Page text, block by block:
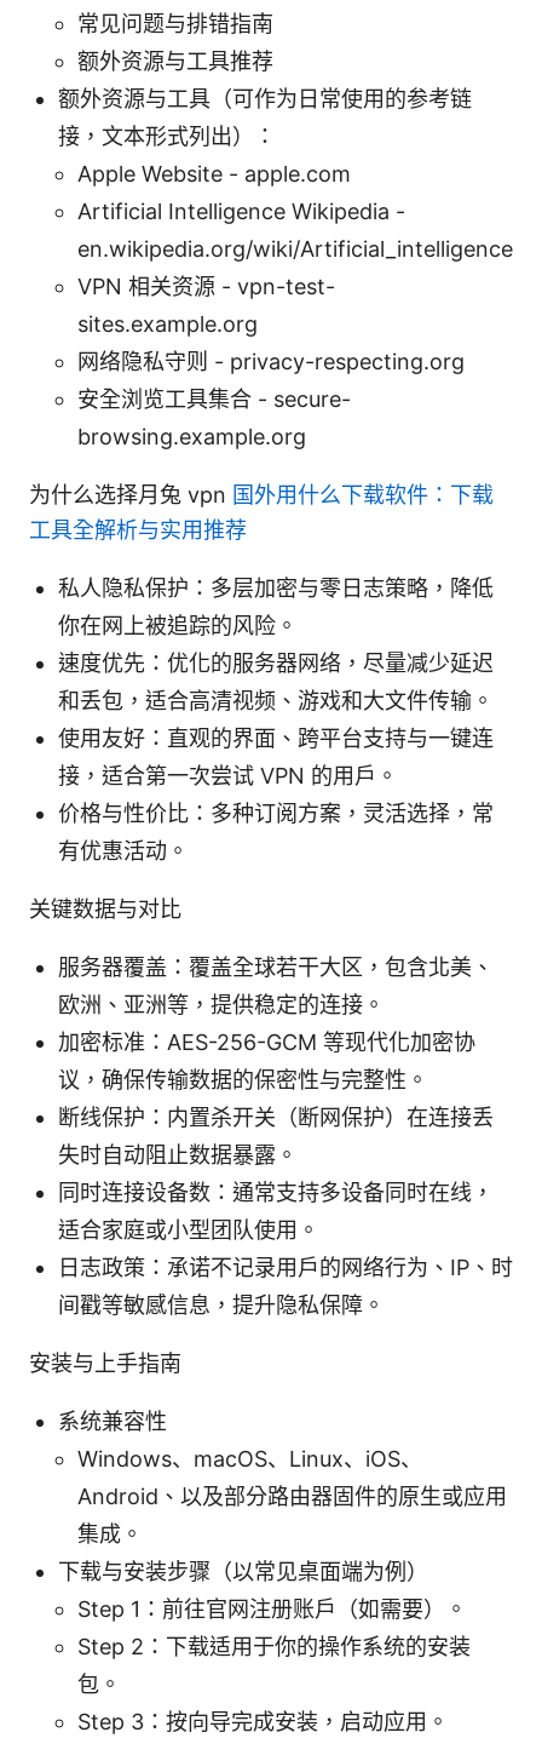
常见问题与排错指南
额外资源与工具推荐
额外资源与工具（可作为日常使用的参考链
接，文本形式列出）：
Apple Website - apple.com
Artificial Intelligence Wikipedia -
en.wikipedia.org/wiki/Artificial_intelligence
VPN 相关资源 - vpn-test-
sites.example.org
网络隐私守则 - privacy-respecting.org
安全浏览工具集合 - secure-
browsing.example.org
为什么选择月兔 vpn 国外用什么下载软件：下载
工具全解析与实用推荐
私人隐私保护：多层加密与零日志策略，降低
你在网上被追踪的风险。
速度优先：优化的服务器网络，尽量减少延迟
和丢包，适合高清视频、游戏和大文件传输。
使用友好：直观的界面、跨平台支持与一键连
接，适合第一次尝试 VPN 的用户。
价格与性价比：多种订阅方案，灵活选择，常
有优惠活动。
关键数据与对比
服务器覆盖：覆盖全球若干大区，包含北美、
欧洲、亚洲等，提供稳定的连接。
加密标准：AES-256-GCM 等现代化加密协
议，确保传输数据的保密性与完整性。
断线保护：内置杀开关（断网保护）在连接丢
失时自动阻止数据暴露。
同时连接设备数：通常支持多设备同时在线，
适合家庭或小型团队使用。
日志政策：承诺不记录用户的网络行为、IP、时
间戳等敏感信息，提升隐私保障。
安装与上手指南
系统兼容性
Windows、macOS、Linux、iOS、
Android、以及部分路由器固件的原生或应用
集成。
下载与安装步骤（以常见桌面端为例）
Step 1：前往官网注册账户（如需要）。
Step 2：下载适用于你的操作系统的安装
包。
Step 3：按向导完成安装，启动应用。